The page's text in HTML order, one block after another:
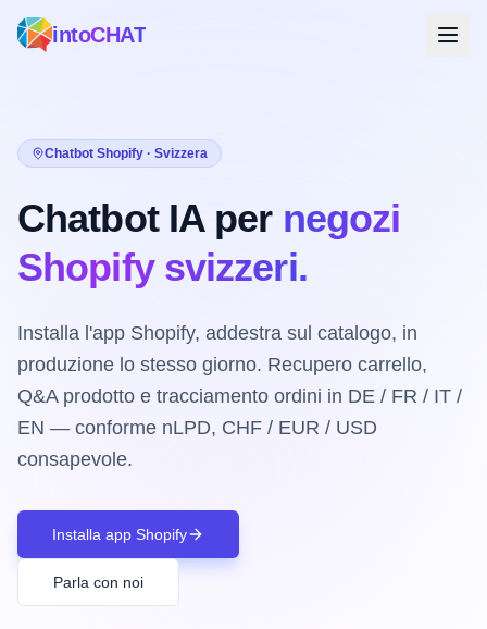
intoCHAT
Chatbot Shopify · Svizzera
Chatbot IA per negozi
Shopify svizzeri.
Installa l'app Shopify, addestra sul catalogo, in
produzione lo stesso giorno. Recupero carrello,
Q&A prodotto e tracciamento ordini in DE / FR / IT /
EN — conforme nLPD, CHF / EUR / USD
consapevole.
Installa app Shopify
Parla con noi